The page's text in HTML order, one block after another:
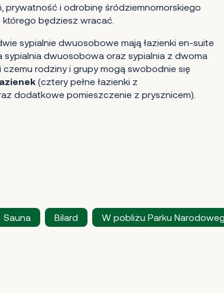
prywatność i odrobinę śródziemnomorskiego
będziesz wracać.
sypialnie dwuosobowe mają łazienki en-suite
sypialnia dwuosobowa oraz sypialnia z dwoma
czemu rodziny i grupy mogą swobodnie się
(cztery pełne łazienki z
dodatkowe pomieszczenie z prysznicem).
Sauna Bilard W pobliżu Parku